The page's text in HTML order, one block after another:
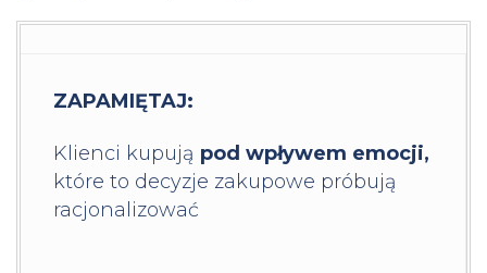
ZAPAMIĘTAJ:
Klienci kupują pod wpływem emocji,
które to decyzje zakupowe próbują
racjonalizować